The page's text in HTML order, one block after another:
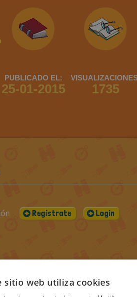
PUBLICADO EL:
25-01-2015 1735
Regístrate Login
sitio web utiliza cookies